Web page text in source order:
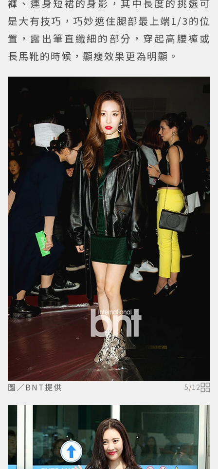
褲、連身短裙的身影，其中長度的挑選可
是大有技巧，巧妙遮住腿部最上端1/3的位
置，露出筆直纖細的部分，穿起高腰褲或
長馬靴的時候，顯瘦效果更為明顯。
圖／BNT提供 5/12